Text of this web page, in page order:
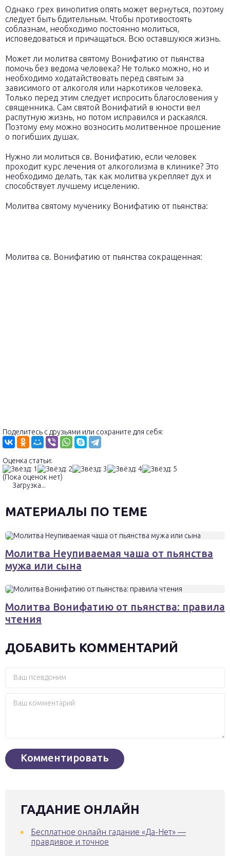
Однако грех винопития опять может вернуться, поэтому
следует быть бдительным. Чтобы противостоять
соблазнам, необходимо постоянно молиться,
исповедоваться и причащаться. Всю оставшуюся жизнь.
Может ли молитва святому Вонифатию от пьянства
помочь без ведома человека? Не только можно, но и
необходимо ходатайствовать перед святым за
зависимого от алкоголя или наркотиков человека.
Только перед этим следует испросить благословения у
священника. Сам святой Вонифатий в юности вел
распутную жизнь, но потом исправился и раскаялся.
Поэтому ему можно возносить молитвенное прошение
о погибших душах.
Нужно ли молиться св. Вонифатию, если человек
проходит курс лечения от алкоголизма в клинике? Это
необходимо делать, так как молитва укрепляет дух и
способствует лучшему исцелению.
Молитва святому мученику Вонифатию от пьянства:
Молитва св. Вонифатию от пьянства сокращенная:
Поделитесь с друзьями или сохраните для себя:
Оценка статьи:
(Пока оценок нет)
Загрузка...
МАТЕРИАЛЫ ПО ТЕМЕ
Молитва Неупиваемая чаша от пьянства
мужа или сына
Молитва Вонифатию от пьянства: правила
чтения
ДОБАВИТЬ КОММЕНТАРИЙ
ГАДАНИЕ ОНЛАЙН
Бесплатное онлайн гадание «Да-Нет» —
правдивое и точное